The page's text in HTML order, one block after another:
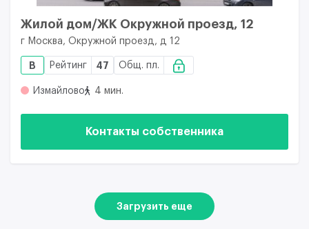
Жилой дом/ЖК Окружной проезд, 12
г Москва, Окружной проезд, д 12
B Рейтинг 47 Общ. пл.
Измайлово 4 мин.
Контакты собственника
Загрузить еще